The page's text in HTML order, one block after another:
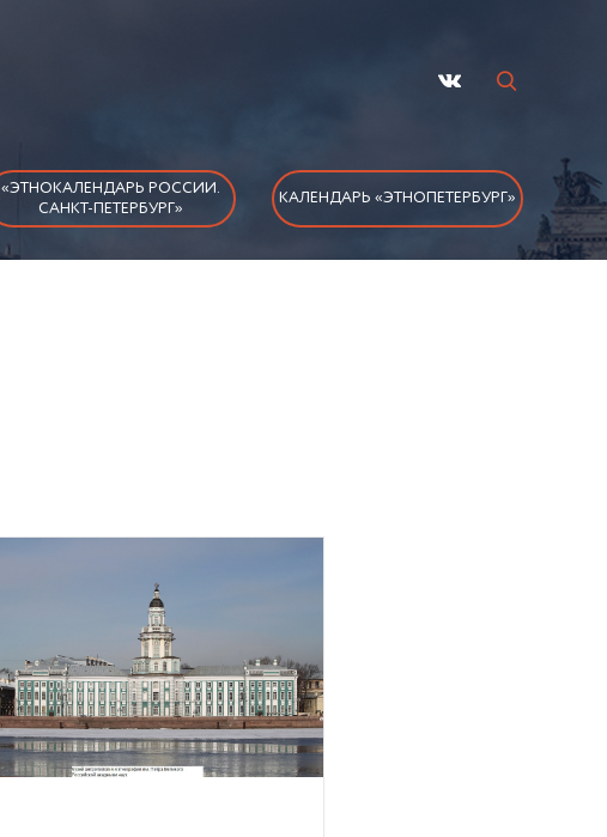
«ЭТНОКАЛЕНДАРЬ РОССИИ.
САНКТ-ПЕТЕРБУРГ»
КАЛЕНДАРЬ «ЭТНОПЕТЕРБУРГ»